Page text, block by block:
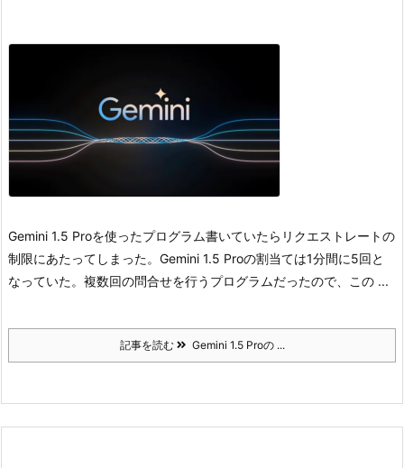
Gemini 1.5 Proを使ったプログラム書いていたらリクエストレートの
制限にあたってしまった。 Gemini 1.5 Proの割当ては1分間に5回と
なっていた。 複数回の問合せを行うプログラムだったので、この ...
記事を読む Gemini 1.5 Proの ...